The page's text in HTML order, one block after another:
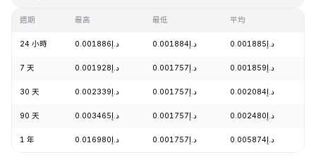
週期 最高 最低 平均
24 小時 د.إ0.001886 د.إ0.001884 د.إ0.001885
7 天 د.إ0.001928 د.إ0.001757 د.إ0.001859
30 天 د.إ0.002339 د.إ0.001757 د.إ0.002084
90 天 د.إ0.003465 د.إ0.001757 د.إ0.002480
1 年 د.إ0.016980 د.إ0.001757 د.إ0.005874